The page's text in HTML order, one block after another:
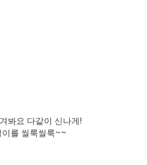
봐요 다같이 신나게!
를 씰룩씰룩~~